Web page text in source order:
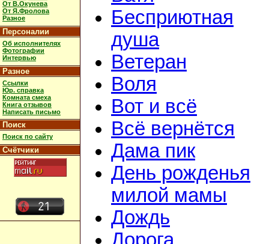
От В.Окунева
От Я.Фролова
Разное
Персоналии
Об исполнителях
Фотографии
Интервью
Разное
Ссылки
Юр. справка
Комната смеха
Книга отзывов
Написать письмо
Поиск
Поиск по сайту
Счётчики
Бесприютная
душа
Ветеран
Воля
Вот и всё
Всё вернётся
Дама пик
День рожденья
милой мамы
Дождь